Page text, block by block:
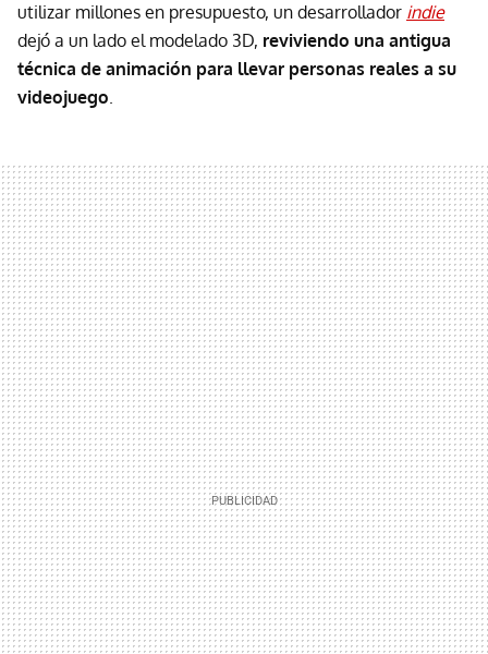
utilizar millones en presupuesto, un desarrollador indie
dejó a un lado el modelado 3D, reviviendo una antigua
técnica de animación para llevar personas reales a su
videojuego.